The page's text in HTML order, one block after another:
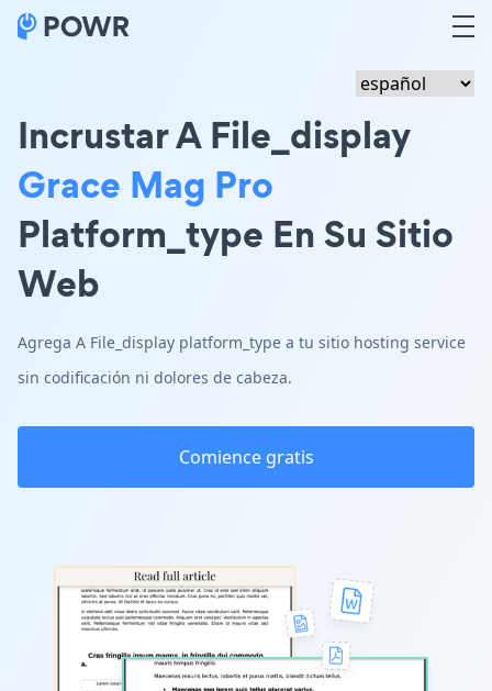
Incrustar A File_display
Grace Mag Pro
Platform_type En Su Sitio
Web
Agrega A File_display platform_type a tu sitio hosting service
sin codificación ni dolores de cabeza.
Comience gratis